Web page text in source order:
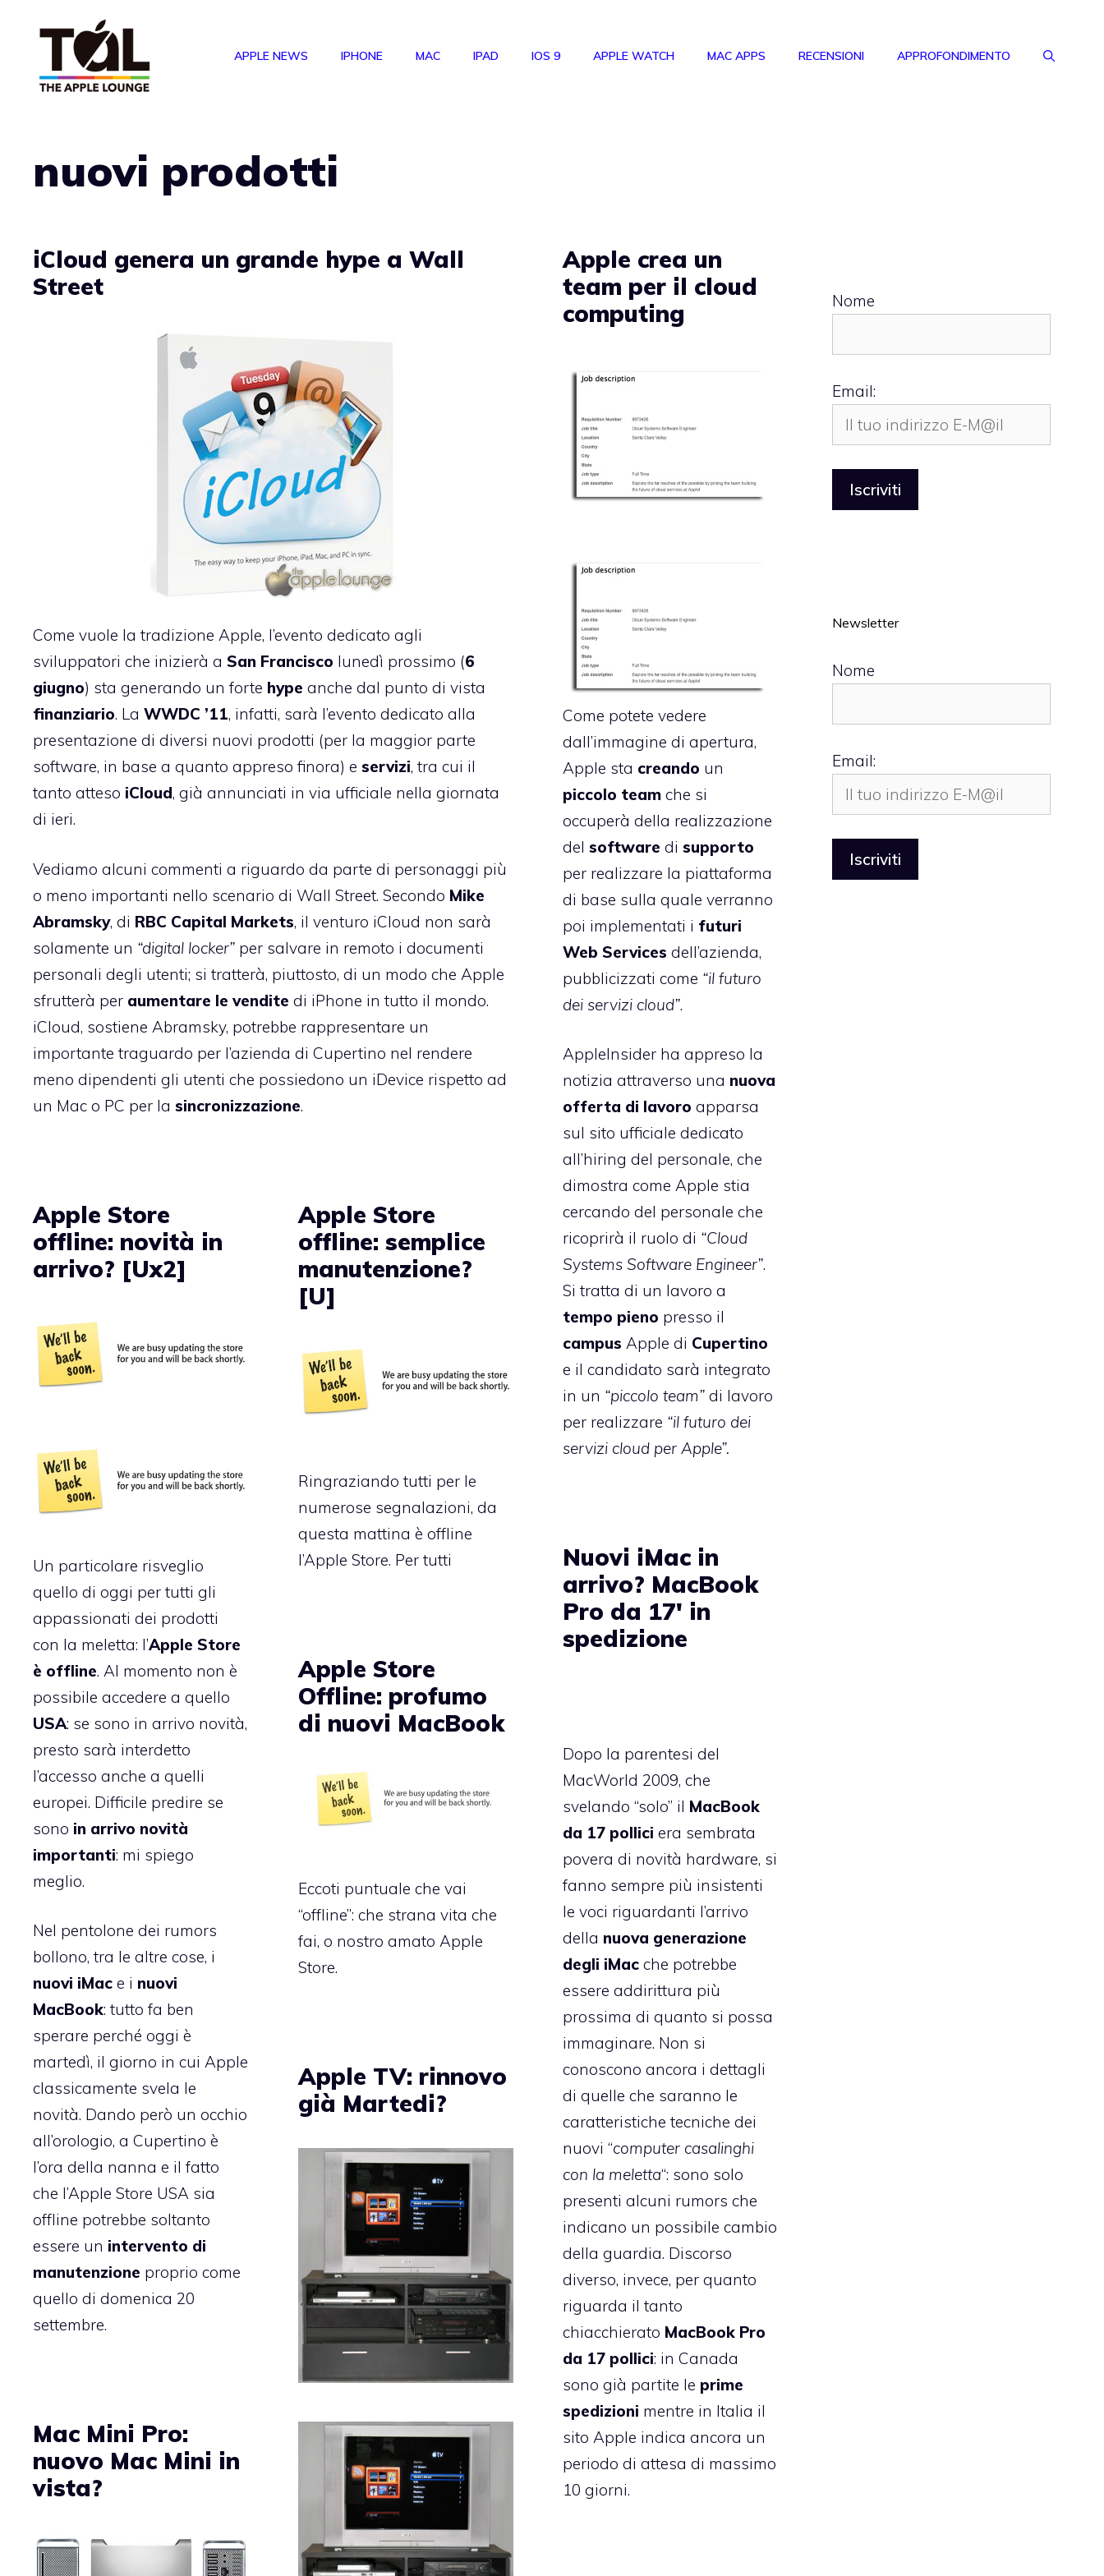
APPLE NEWS IPHONE MAC IPAD IOS 9 APPLE WATCH MAC APPS RECENSIONI APPROFONDIMENTO
nuovi prodotti
iCloud genera un grande hype a Wall
Street
Come vuole la tradizione Apple, l’evento dedicato agli
sviluppatori che inizierà a San Francisco lunedì prossimo (6
giugno) sta generando un forte hype anche dal punto di vista
finanziario. La WWDC ’11, infatti, sarà l’evento dedicato alla
presentazione di diversi nuovi prodotti (per la maggior parte
software, in base a quanto appreso finora) e servizi, tra cui il
tanto atteso iCloud, già annunciati in via ufficiale nella giornata
di ieri.
Vediamo alcuni commenti a riguardo da parte di personaggi più
o meno importanti nello scenario di Wall Street. Secondo Mike
Abramsky, di RBC Capital Markets, il venturo iCloud non sarà
solamente un “digital locker” per salvare in remoto i documenti
personali degli utenti; si tratterà, piuttosto, di un modo che Apple
sfrutterà per aumentare le vendite di iPhone in tutto il mondo.
iCloud, sostiene Abramsky, potrebbe rappresentare un
importante traguardo per l’azienda di Cupertino nel rendere
meno dipendenti gli utenti che possiedono un iDevice rispetto ad
un Mac o PC per la sincronizzazione.
Apple crea un
team per il cloud
computing
Come potete vedere
dall’immagine di apertura,
Apple sta creando un
piccolo team che si
occuperà della realizzazione
delsoftware disupporto
per realizzare la piattaforma
di base sulla quale verranno
poi implementati i futuri
Web Services dell’azienda,
pubblicizzati come “il futuro
dei servizi cloud”.
AppleInsider ha appreso la
notizia attraverso una nuova
offerta di lavoroapparsa
sul sito ufficiale dedicato
all’hiring del personale, che
dimostra come Apple stia
cercando del personale che
ricoprirà il ruolo di “Cloud
Systems Software Engineer”.
Si tratta di un lavoro a
tempo pieno presso il
campus Apple di Cupertino
e il candidato sarà integrato
in un “piccolo team” di lavoro
per realizzare “il futuro dei
servizi cloud per Apple”.
Apple Store
offline: novità in
arrivo? [Ux2]
Un particolare risveglio
quello di oggi per tutti gli
appassionati dei prodotti
con la meletta: l’Apple Store
è offline. Al momento non è
possibile accedere a quello
USA: se sono in arrivo novità,
presto sarà interdetto
l’accesso anche a quelli
europei. Difficile predire se
sono in arrivo novità
importanti: mi spiego
meglio.
Nel pentolone dei rumors
bollono, tra le altre cose, i
nuovi iMac e i nuovi
MacBook: tutto fa ben
sperare perché oggi è
martedì, il giorno in cui Apple
classicamente svela le
novità. Dando però un occhio
all’orologio, a Cupertino è
l’ora della nanna e il fatto
che l’Apple Store USA sia
offline potrebbe soltanto
essere un intervento di
manutenzione proprio come
quello di domenica 20
settembre.
Apple Store
offline: semplice
manutenzione?
[U]
Ringraziando tutti per le
numerose segnalazioni, da
questa mattina è offline
l’Apple Store. Per tutti
Nuovi iMac in
arrivo? MacBook
Pro da 17′ in
spedizione
Dopo la parentesi del
MacWorld 2009, che
svelando “solo” il MacBook
da 17 pollici era sembrata
povera di novità hardware, si
fanno sempre più insistenti
le voci riguardanti l’arrivo
della nuova generazione
degli iMac che potrebbe
essere addirittura più
prossima di quanto si possa
immaginare. Non si
conoscono ancora i dettagli
di quelle che saranno le
caratteristiche tecniche dei
nuovi “computer casalinghi
con la meletta“: sono solo
presenti alcuni rumors che
indicano un possibile cambio
della guardia. Discorso
diverso, invece, per quanto
riguarda il tanto
chiacchierato MacBook Pro
da 17 pollici: in Canada
sono già partite le prime
spedizioni mentre in Italia il
sito Apple indica ancora un
periodo di attesa di massimo
10 giorni.
Apple Store
Offline: profumo
di nuovi MacBook
Eccoti puntuale che vai
“offline”: che strana vita che
fai, o nostro amato Apple
Store.
Apple TV: rinnovo
già Martedi?
Mac Mini Pro:
nuovo Mac Mini in
vista?
Nome
Email:
Newsletter
Nome
Email: